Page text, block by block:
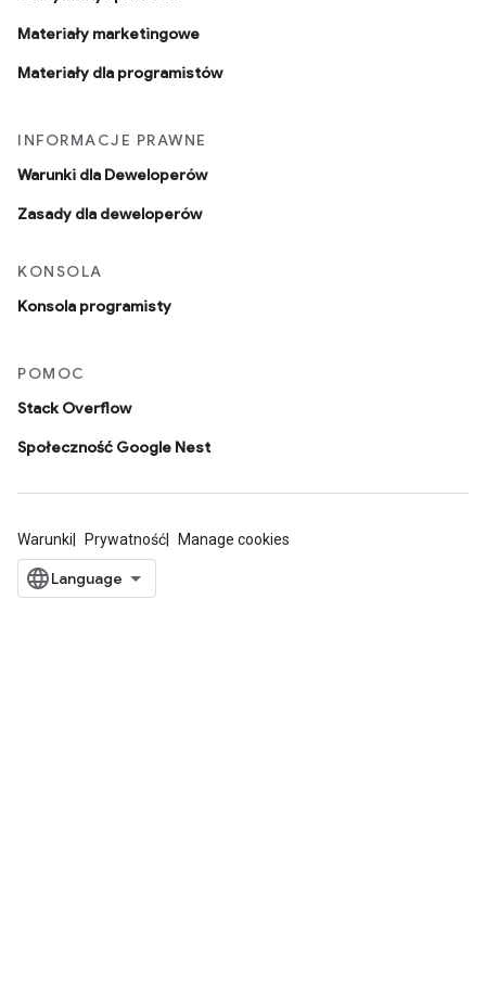
Materiały marketingowe
Materiały dla programistów
INFORMACJE PRAWNE
Warunki dla Deweloperów
Zasady dla deweloperów
KONSOLA
Konsola programisty
POMOC
Stack Overflow
Społeczność Google Nest
Warunki Prywatność Manage cookies